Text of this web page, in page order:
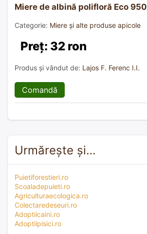
Miere de albină polifloră Eco
Categorie: Miere și alte produse apicole
Preț: 32 ron
Produs și vândut de: Lajos F. Ferenc I.I.
Comandă
Urmărește și…
Puietiforestieri.ro
Scoaladepuieti.ro
Agriculturaecologica.ro
Colectaredeseuri.ro
Adoptiicaini.ro
Adoptiipisici.ro